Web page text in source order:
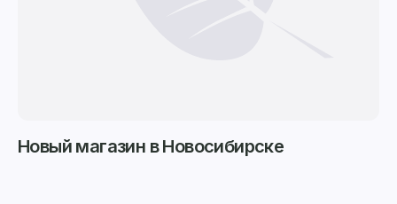
Новый магазин в Новосибирске